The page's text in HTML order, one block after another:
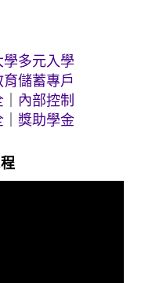
學多元入學
育儲蓄專戶
內部控制
｜獎助學金